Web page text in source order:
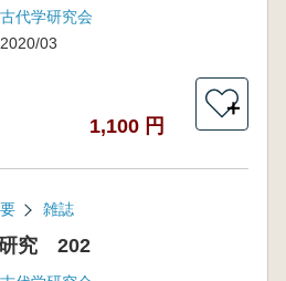
古代学研究会
2020/03
1,100 円
＋
雑誌
究 202